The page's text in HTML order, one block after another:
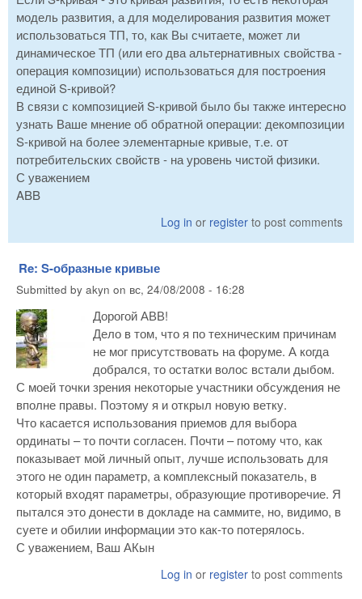
модель развития, а для моделирования развития может
использоваться ТП, то, как Вы считаете, может ли
динамическое ТП (или его два альтернативных свойства -
операция композиции) использоваться для построения
единой S-кривой?
В связи с композицией S-кривой было бы также интересно
узнать Ваше мнение об обратной операции: декомпозиции
S-кривой на более элементарные кривые, т.е. от
потребительских свойств - на уровень чистой физики.
С уважением
ABB
Log in or register to post comments
Re: S-образные кривые
Submitted by akyn on вс, 24/08/2008 - 16:28
Дорогой АВВ!
Дело в том, что я по техническим причинам
не мог присутствовать на форуме. А когда
добрался, то остатки волос встали дыбом.
С моей точки зрения некоторые участники обсуждения не
вполне правы. Поэтому я и открыл новую ветку.
Что касается использования приемов для выбора
ординаты – то почти согласен. Почти – потому что, как
показывает мой личный опыт, лучше использовать для
этого не один параметр, а комплексный показатель, в
который входят параметры, образующие противоречие. Я
пытался это донести в докладе на саммите, но, видимо, в
суете и обилии информации это как-то потерялось.
С уважением, Ваш АКын
Log in or register to post comments